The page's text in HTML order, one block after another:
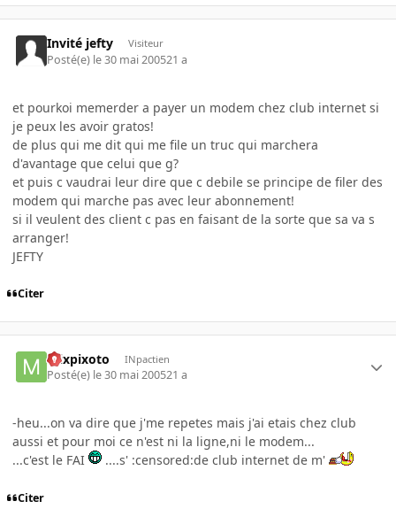
Invité jefty Visiteur
Posté(e) le 30 mai 200521 a
et pourkoi memerder a payer un modem chez club internet si
je peux les avoir gratos!
de plus qui me dit qui me file un truc qui marchera
d'avantage que celui que g?
et puis c vaudrai leur dire que c debile se principe de filer des
modem qui marche pas avec leur abonnement!
si il veulent des client c pas en faisant de la sorte que sa va s
arranger!
JEFTY
Citer
mixpixoto INpactien
Posté(e) le 30 mai 200521 a
-heu...on va dire que j'me repetes mais j'ai etais chez club
aussi et pour moi ce n'est ni la ligne,ni le modem...
...c'est le FAI
....s' :censored:de club internet de m'
Citer